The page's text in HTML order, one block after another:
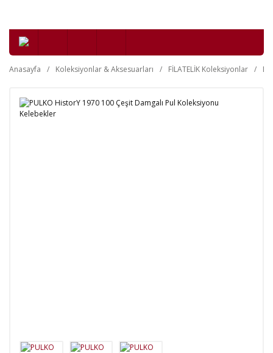
Anasayfa Koleksiyonlar & Aksesuarları FİLATELİK Koleksiyonlar